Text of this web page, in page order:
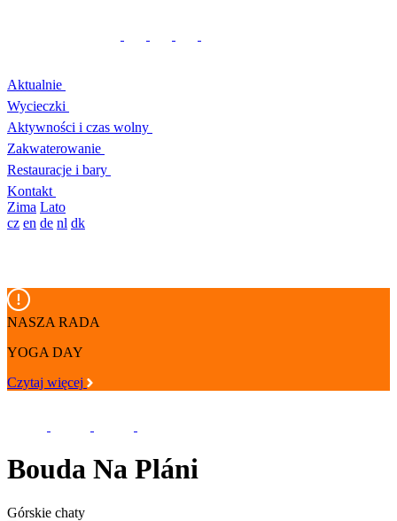
Aktualnie
Wycieczki
Aktywności i czas wolny
Zakwaterowanie
Restauracje i bary
Kontakt
Zima Lato
cz en de nl dk
NASZA RADA
YOGA DAY
Czytaj więcej
Bouda Na Pláni
Górskie chaty